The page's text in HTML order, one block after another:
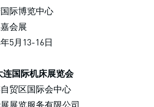
际博览中心
会展
5月13-16日
连国际机床展览会
贸区国际会中心
展览服务有限公司